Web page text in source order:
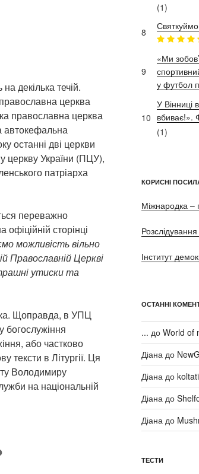
декілька течій.
церква
православна церква
автокефальна
останні дві церкви
церкву України (ПЦУ),
патріарха
переважно
сторінці
можливість вільно
Православній Церкві
утиски та
Щоправда, в УПЦ
богослужіння
або частково
тексти в Літургії. Ця
Володимиру
на національній
(1)
8
9
«Ми
у футбол
10
У Вінниці
(1)
КОРИСНІ
Міжнародка –
Інститут
ОСТАННІ
... до World of
Діана до
Діана до
Діана до
Діана до
ТЕСТИ